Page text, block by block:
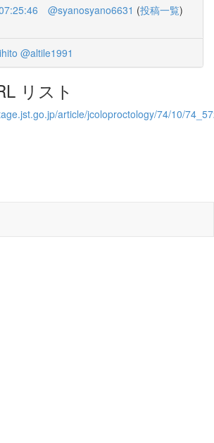
@syanosyano6631 (投稿一覧)
@altile1991
リスト
article/jcoloproctology/74/10/